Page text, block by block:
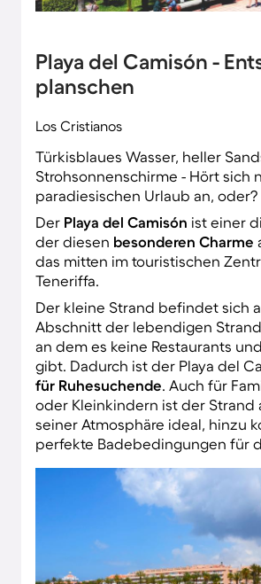
Playa del Camisón -
planschen
Los Cristianos
Türkisblaues Wasser, heller
Strohsonnenschirme - Hört sich
paradiesischen Urlaub an, oder?
Der Playa del Camisón ist einer
der diesen besonderen Charme
das mitten im touristischen
Teneriffa.
Der kleine Strand befindet sich
Abschnitt der lebendigen
an dem es keine Restaurants
gibt. Dadurch ist der Playa del
für Ruhesuchende . Auch für
oder Kleinkindern ist der Strand
seiner Atmosphäre ideal, hinzu
perfekte Badebedingungen für